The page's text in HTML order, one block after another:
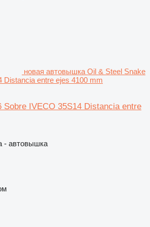
новая автовышка Oil & Steel Snake
Distancia entre ejes 4100 mm
Sobre IVECO 35S14 Distancia entre
- автовышка